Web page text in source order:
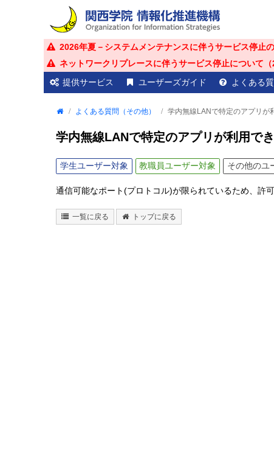
2026年夏－システムメンテナンスに伴うサービス停止
ネットワークリプレースに伴うサービス停止について
提供サービス
ユーザーズガイド よくある
よくある質問（その他） 学内無線LANで特定のアプリが
学内無線LANで特定のアプリが利用で
学生ユーザー対象 教職員ユーザー対象 その他のユ
通信可能なポート(プロトコル)が限られているため、許
一覧に戻る トップに戻る